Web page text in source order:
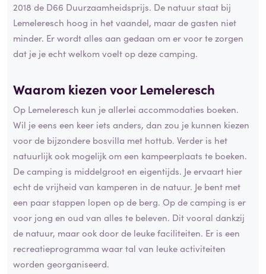
2018 de D66 Duurzaamheidsprijs. De natuur staat bij
Lemeleresch hoog in het vaandel, maar de gasten niet
minder. Er wordt alles aan gedaan om er voor te zorgen
dat je je echt welkom voelt op deze camping.
Waarom kiezen voor Lemeleresch
Op Lemeleresch kun je allerlei accommodaties boeken.
Wil je eens een keer iets anders, dan zou je kunnen kiezen
voor de bijzondere bosvilla met hottub. Verder is het
natuurlijk ook mogelijk om een kampeerplaats te boeken.
De camping is middelgroot en eigentijds. Je ervaart hier
echt de vrijheid van kamperen in de natuur. Je bent met
een paar stappen lopen op de berg. Op de camping is er
voor jong en oud van alles te beleven. Dit vooral dankzij
de natuur, maar ook door de leuke faciliteiten. Er is een
recreatieprogramma waar tal van leuke activiteiten
worden georganiseerd.